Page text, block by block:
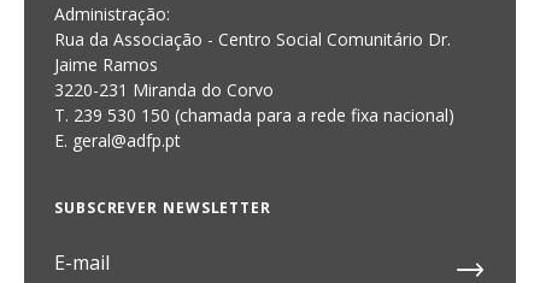
Administração:
Rua da Associação - Centro Social Comunitário Dr.
Jaime Ramos
3220-231 Miranda do Corvo
T. 239 530 150 (chamada para a rede fixa nacional)
E. geral@adfp.pt
SUBSCREVER NEWSLETTER